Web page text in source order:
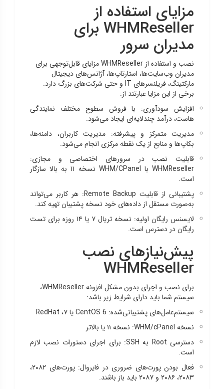
مزایای استفاده از
WHMReseller برای
مدیران سرور
نصب و استفاده از WHMReseller مزایای قابل‌توجهی برای
مدیران وب‌سایت‌ها، استارتاپ‌ها، آژانس‌های دیجیتال
مارکتینگ، فریلنسرهای IT و حتی شرکت‌های بزرگ دارد.
برخی از این مزایا عبارتند از:
افزایش سودآوری: با فروش سطوح مختلف نمایندگی
هاست، درآمد چندلایه‌ای ایجاد می‌شود.
مدیریت متمرکز و پیشرفته: مدیریت کاربران، دامنه‌ها،
بکاپ‌ها و منابع از یک نقطه مرکزی انجام می‌شود.
قابلیت نصب در سرورهای اختصاصی و مجازی:
WHMReseller با WHM/CPanel نسخه ۱۱ به بالا سازگار
است.
پشتیبانی از قابلیت Remote Backup: هر کاربر می‌تواند
به‌صورت مستقل از داده‌های خود نسخه پشتیبان تهیه کند.
لایسنس رایگان اولیه: نسخه تریال ۷ یا ۱۴ روزه برای تست
رایگان در دسترس است.
پیش‌نیازهای نصب
WHMReseller
برای نصب و اجرای بدون مشکل افزونه WHMReseller،
سیستم شما باید دارای شرایط زیر باشد:
سیستم‌عامل‌های پشتیبانی‌شده: CentOS 6 یا ۷، RedHat
نسخه WHM/cPanel: نسخه ۱۱ یا بالاتر
دسترسی Root به SSH: برای اجرای دستورات نصب لازم
است.
فعال بودن پورت‌های ضروری در فایروال: پورت‌های ۲۰۸۲،
۲۰۸۳، ۲۰۸۶ و ۲۰۸۷ باید باز باشند.